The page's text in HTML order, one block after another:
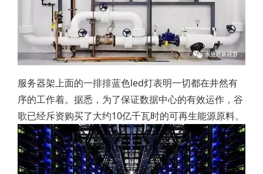
服务器架上面的一排排蓝色led灯表明一切都在井然有
序的工作着。据悉，为了保证数据中心的有效运作，谷
歌已经斥资购买了大约10亿千瓦时的可再生能源原料。